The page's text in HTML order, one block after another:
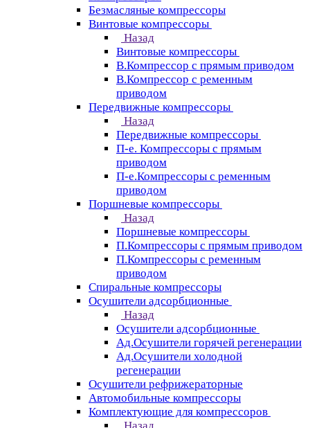
Безмасляные компрессоры
Винтовые компрессоры
Назад
Винтовые компрессоры
В.Компрессор с прямым приводом
В.Компрессор с ременным
приводом
Передвижные компрессоры
Назад
Передвижные компрессоры
П-е. Компрессоры с прямым
приводом
П-е.Компрессоры с ременным
приводом
Поршневые компрессоры
Назад
Поршневые компрессоры
П.Компрессоры с прямым приводом
П.Компрессоры с ременным
приводом
Спиральные компрессоры
Осушители адсорбционные
Назад
Осушители адсорбционные
Ад.Осушители горячей регенерации
Ад.Осушители холодной
регенерации
Осушители рефрижераторные
Автомобильные компрессоры
Комплектующие для компрессоров